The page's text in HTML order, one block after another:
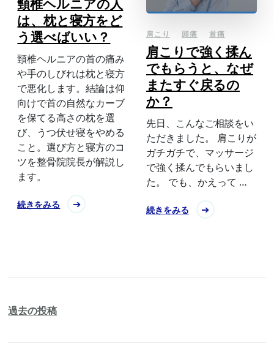
頸椎ヘルニアの人
は、枕と寝方をど
う選べばいい？
頸椎ヘルニアの首の痛み
や手のしびれは枕と寝方
で悪化します。結論は仰
向けで首の自然なカーブ
を保てる高さの枕を選
び、うつ伏せ寝をやめる
こと。選び方と寝方のコ
ツを整骨院院長が解説し
ます。
続きをみる
肩こり 頭痛 首痛
肩こりで強く揉ん
でもらうと、なぜ
またすぐ戻るの
か？
先日、こんなご相談をい
ただきました。 肩こりが
ガチガチで、マッサージ
で強く揉んでもらいまし
た。 でも、かえって …
続きをみる
稿
ナ
ビ
過去の投稿